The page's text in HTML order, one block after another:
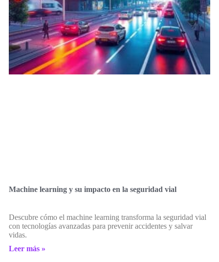
Machine learning y su impacto en la seguridad vial
Descubre cómo el machine learning transforma la seguridad vial
con tecnologías avanzadas para prevenir accidentes y salvar
vidas.
Leer más »